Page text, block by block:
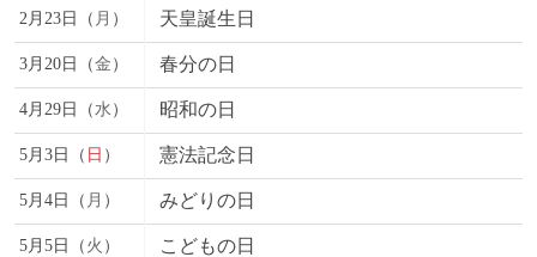
2月23日（ 月 ） 天皇誕生日
3月20日（金 ） 春分の日
4月29日（ 水 ） 昭和の日
5月3日（ 日 ） 憲法記念日
5月4日（ 月 ） みどりの日
5月5日（ 火 ） こどもの日